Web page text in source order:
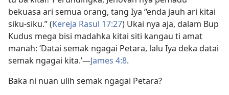
bekuasa ari semua orang, tang Iya “enda jauh ari kitai
siku-siku.” (Kereja Rasul 17:27) Ukai nya aja, dalam Bup
Kudus mega bisi madahka kitai siti kangau ti amat
manah: ‘Datai semak ngagai Petara, lalu Iya deka datai
semak ngagai kita.’​—James 4:8.
Baka ni nuan ulih semak ngagai Petara?